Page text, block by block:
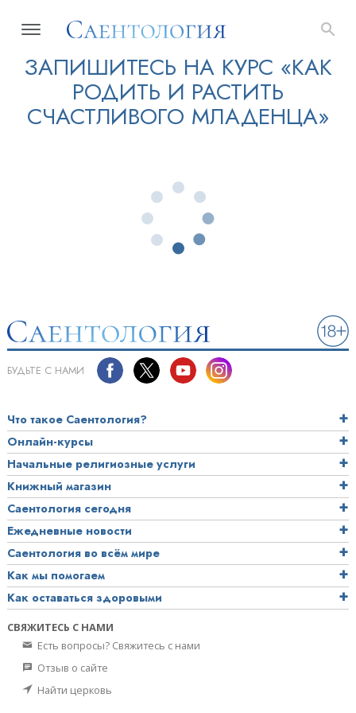
ЗАПИШИТЕСЬ НА КУРС «КАК
РОДИТЬ И РАСТИТЬ
СЧАСТЛИВОГО МЛАДЕНЦА»
БУДЬТЕ С НАМИ
Что такое Саентология?
Онлайн-курсы
Начальные религиозные услуги
Книжный магазин
Саентология сегодня
Ежедневные новости
Саентология во всём мире
Как мы помогаем
Как оставаться здоровыми
СВЯЖИТЕСЬ С НАМИ
Есть вопросы? Свяжитесь с нами
Отзыв о сайте
Найти церковь